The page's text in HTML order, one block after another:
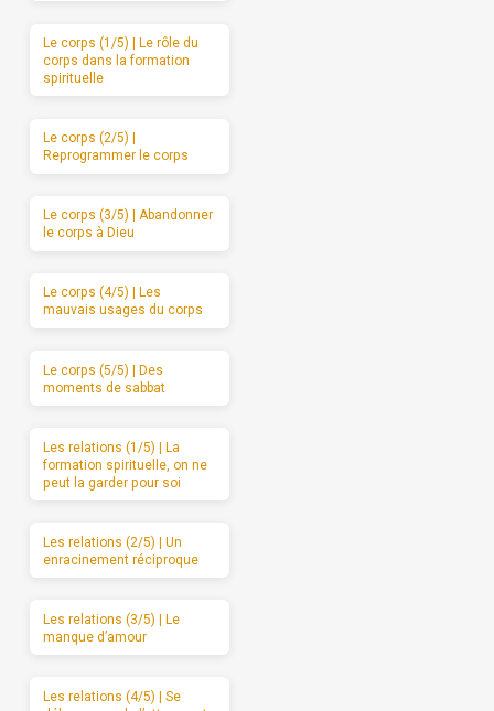
Le corps (1/5) | Le rôle du
corps dans la formation
spirituelle
Le corps (2/5) |
Reprogrammer le corps
Le corps (3/5) | Abandonner
le corps à Dieu
Le corps (4/5) | Les
mauvais usages du corps
Le corps (5/5) | Des
moments de sabbat
Les relations (1/5) | La
formation spirituelle, on ne
peut la garder pour soi
Les relations (2/5) | Un
enracinement réciproque
Les relations (3/5) | Le
manque d’amour
Les relations (4/5) | Se